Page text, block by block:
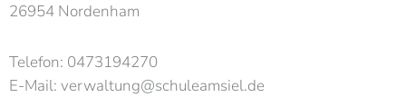
26954 Nordenham
Telefon: 0473194270
E-Mail: verwaltung@schuleamsiel.de